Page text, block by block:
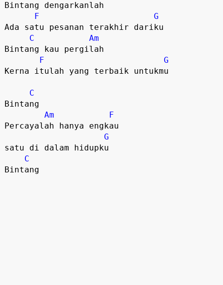
Bintang dengarkanlah
F
G
Ada satu pesanan terakhir dariku
C
Am
Bintang kau pergilah
F
G
Kerna itulah yang terbaik untukmu
C
Bintang
Am
F
Percayalah hanya engkau
G
satu di dalam hidupku
C
Bintang